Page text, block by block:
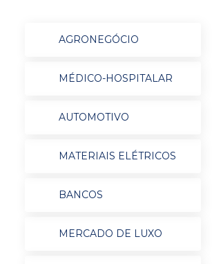
AGRONEGÓCIO
MÉDICO-HOSPITALAR
AUTOMOTIVO
MATERIAIS ELÉTRICOS
BANCOS
MERCADO DE LUXO